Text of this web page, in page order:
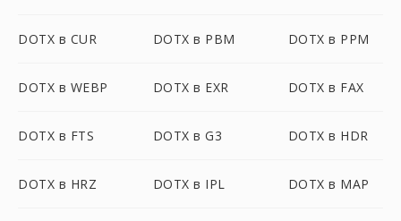
DOTX в CUR DOTX в PBM DOTX в PPM
DOTX в WEBP DOTX в EXR DOTX в FAX
DOTX в FTS DOTX в G3 DOTX в HDR
DOTX в HRZ DOTX в IPL DOTX в MAP